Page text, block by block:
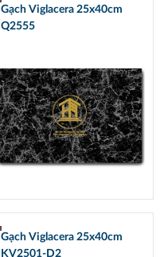
Gạch Viglacera 25x40cm
Q2555
Gạch Viglacera 25x40cm
KV2501-D2